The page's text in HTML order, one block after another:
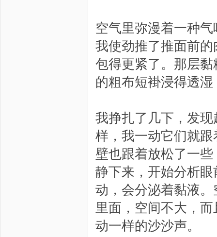
空气里弥漫着一种
我使劲推了推面前
包得更紧了。那层
的粗布短褂浸得透
我挣扎了几下，发
样，我一动它们就
壁也跟着放松了一
静下来，开始分析
动，会分泌着黏液
里面，空间不大，
动一样的沙沙声。